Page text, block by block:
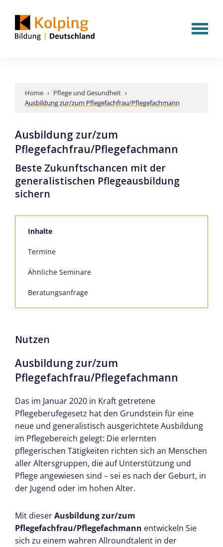
Home › Pflege und Gesundheit ›
Ausbildung zur/zum Pflegefachfrau/Pflegefachmann
Ausbildung zur/zum
Pflegefachfrau/Pflegefachmann
Beste Zukunftschancen mit der
generalistischen Pflegeausbildung
sichern
Inhalte
Termine
Ähnliche Seminare
Beratungsanfrage
Nutzen
Ausbildung zur/zum
Pflegefachfrau/Pflegefachmann
Das im Januar 2020 in Kraft getretene
Pflegeberufegesetz hat den Grundstein für eine
neue und generalistisch ausgerichtete Ausbildung
im Pflegebereich gelegt: Die erlernten
pflegerischen Tätigkeiten richten sich an Menschen
aller Altersgruppen, die auf Unterstützung und
Pflege angewiesen sind – sei es nach der Geburt, in
der Jugend oder im hohen Alter.
Mit dieserAusbildung zur/zum
Pflegefachfrau/Pflegefachmann entwickeln Sie
sich zu einem wahren Allroundtalent in der